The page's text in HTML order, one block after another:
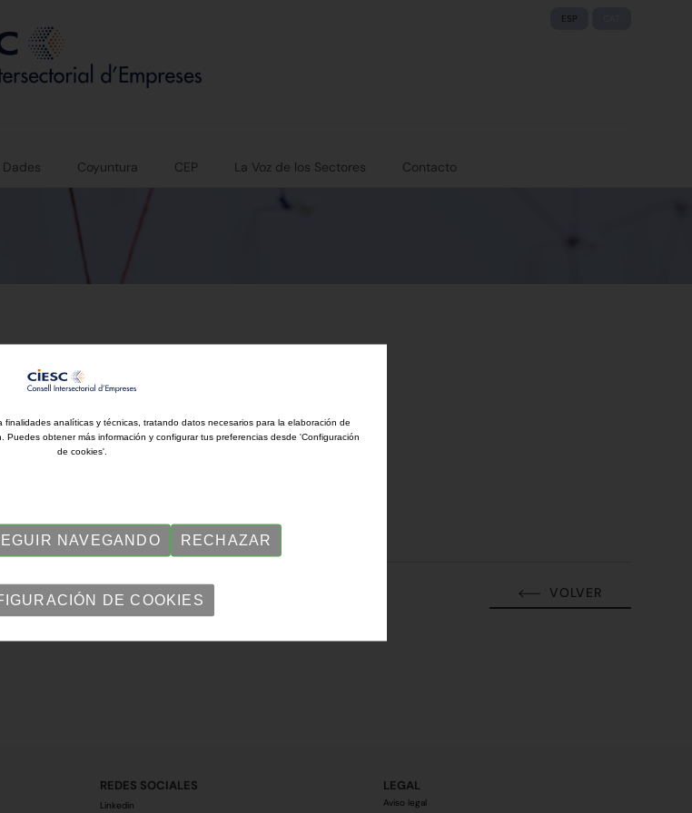
ESP
Dades Coyuntura CEP La Voz de los Sectores Contacto
Norte
la continuidad de la B-40
VOLVER
REDES SOCIALES
Linkedin
LEGAL
Aviso legal
finalidades analíticas y técnicas, tratando datos necesarios para la elaboración de
obtener más información y configurar tus preferencias desde 'Configuración
de cookies'.
NAVEGANDO RECHAZAR
DE COOKIES